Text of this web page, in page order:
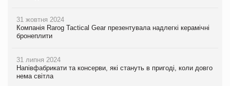
31 жовтня 2024
Компанія Rarog Tactical Gear презентувала надлегкі керамічні
бронеплити
31 липня 2024
Напівфабрикати та консерви, які стануть в пригоді, коли довго
нема світла